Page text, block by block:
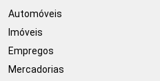
Automóveis
Imóveis
Empregos
Mercadorias